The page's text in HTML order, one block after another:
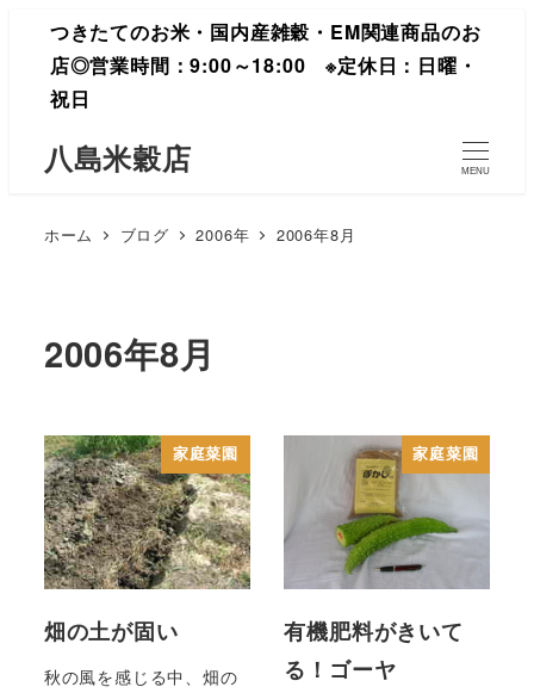
つきたてのお米・国内産雑穀・EM関連商品のお
店◎営業時間：9:00～18:00 ※定休日：日曜・
祝日
八島米穀店 MENU
ホーム ブログ 2006年 2006年8月
2006年8月
家庭菜園
畑の土が固い
秋の風を感じる中、畑の
家庭菜園
有機肥料がきいて
る！ゴーヤ